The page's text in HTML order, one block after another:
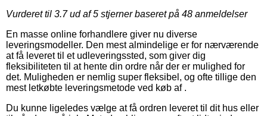
Vurderet til 3.7ud af 5 stjerner baseret på 48 anmeldelser
En masse online forhandlere giver nu diverse
leveringsmodeller. Den mest almindelige er for nærværende
at få leveret til et udleveringssted, som giver dig
fleksibiliteten til at hente din ordre når der er mulighed for
det. Muligheden er nemlig super fleksibel, og ofte tillige den
mest letkøbte leveringsmetode ved køb af .
Du kunne ligeledes vælge at få ordren leveret til dit hus eller